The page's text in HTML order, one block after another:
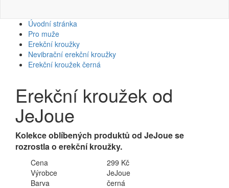
Úvodní stránka
Pro muže
Erekční kroužky
Nevibrační erekční kroužky
Erekční kroužek černá
Erekční kroužek od
JeJoue
Kolekce oblíbených produktů od JeJoue se
rozrostla o erekční kroužky.
Cena
299 Kč
Výrobce
JeJoue
Barva
černá